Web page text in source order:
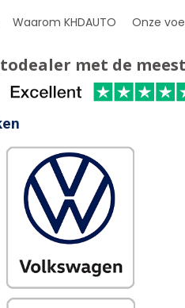
Waarom KHDAUTO Onze
met de